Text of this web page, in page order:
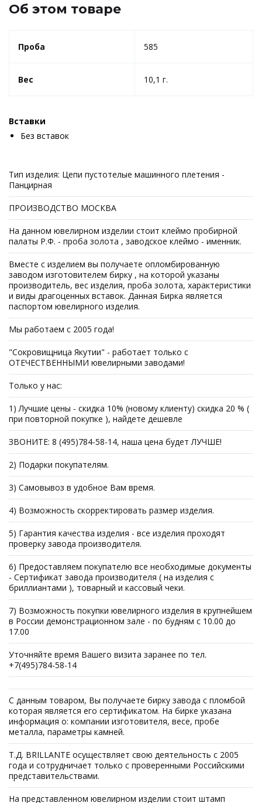
Об этом товаре
Проба 585
Вес 10,1 г.
Вставки
Без вставок
Тип изделия: Цепи пустотелые машинного плетения -
Панцирная
ПРОИЗВОДСТВО МОСКВА
На данном ювелирном изделии стоит клеймо пробирной
палаты Р.Ф. - проба золота , заводское клеймо - именник.
Вместе с изделием вы получаете опломбированную
заводом изготовителем бирку , на которой указаны
производитель, вес изделия, проба золота, характеристики
и виды драгоценных вставок. Данная Бирка является
паспортом ювелирного изделия.
Мы работаем с 2005 года!
"Сокровищница Якутии" - работает только с
ОТЕЧЕСТВЕННЫМИ ювелирными заводами!
Только у нас:
1) Лучшие цены - скидка 10% (новому клиенту) скидка 20 % (
при повторной покупке ), найдете дешевле
ЗВОНИТЕ: 8 (495)784-58-14, наша цена будет ЛУЧШЕ!
2) Подарки покупателям.
3) Самовывоз в удобное Вам время.
4) Возможность скорректировать размер изделия.
5) Гарантия качества изделия - все изделия проходят
проверку завода производителя.
6) Предоставляем покупателю все необходимые документы
- Сертификат завода производителя ( на изделия с
бриллиантами ), товарный и кассовый чеки.
7) Возможность покупки ювелирного изделия в крупнейшем
в России демонстрационном зале - по будням с 10.00 до
17.00
Уточняйте время Вашего визита заранее по тел.
+7(495)784-58-14
С данным товаром, Вы получаете бирку завода с пломбой
которая является его сертификатом. На бирке указана
информация о: компании изготовителя, весе, пробе
металла, параметры камней.
Т.Д. BRILLANTE осуществляет свою деятельность с 2005
года и сотрудничает только с проверенными Российскими
представительствами.
На представленном ювелирном изделии стоит штамп